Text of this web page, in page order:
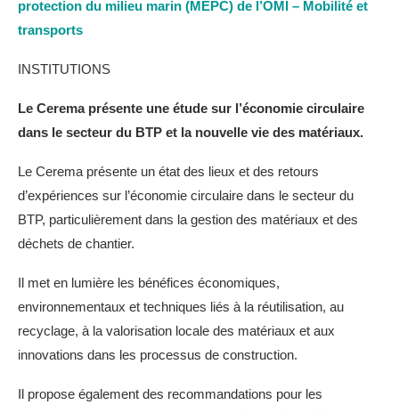
protection du milieu marin (MEPC) de l’OMI – Mobilité et
transports
INSTITUTIONS
Le Cerema présente une étude sur l’économie circulaire
dans le secteur du BTP et la nouvelle vie des matériaux.
Le Cerema présente un état des lieux et des retours
d’expériences sur l’économie circulaire dans le secteur du
BTP, particulièrement dans la gestion des matériaux et des
déchets de chantier.
Il met en lumière les bénéfices économiques,
environnementaux et techniques liés à la réutilisation, au
recyclage, à la valorisation locale des matériaux et aux
innovations dans les processus de construction.
Il propose également des recommandations pour les